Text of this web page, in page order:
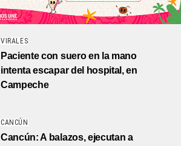
VIRALES
Paciente con suero en la mano
intenta escapar del hospital, en
Campeche
CANCÚN
Cancún: A balazos, ejecutan a